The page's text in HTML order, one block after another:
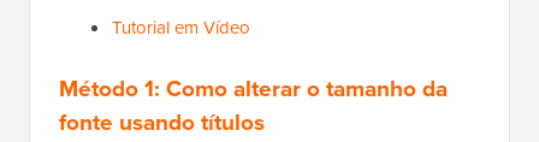
Tutorial em Vídeo
Método 1: Como alterar o tamanho da
fonte usando títulos